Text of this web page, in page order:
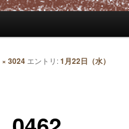
3024 エントリ:1月22日（水）